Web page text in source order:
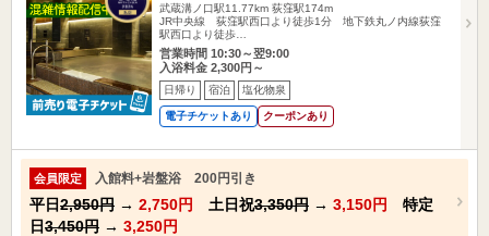
武蔵溝ノ口駅11.77km 荻窪駅174m
JR中央線 荻窪駅西口より徒歩1分 地下鉄丸ノ内線荻窪
駅西口より徒歩…
営業時間 10:30～翌9:00
入浴料金 2,300円～
日帰り 宿泊 塩化物泉
電子チケットあり クーポンあり
会員限定 入館料+岩盤浴 200円引き
平日2,950円 → 2,750円 土日祝3,350円 → 3,150円
特定
日3,450円 → 3,250円